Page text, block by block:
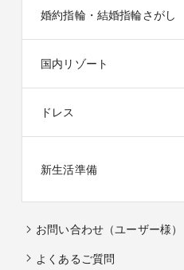
婚約指輪・結婚指輪さがし
国内リゾート
ドレス
新生活準備
お問い合わせ（ユーザー様）
よくあるご質問